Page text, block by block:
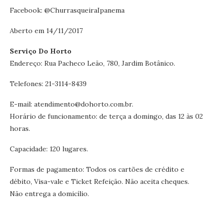
Facebook: @ChurrasqueiraIpanema
Aberto em 14/11/2017
Serviço Do Horto
Endereço: Rua Pacheco Leão, 780, Jardim Botânico.
Telefones: 21-3114-8439
E-mail: atendimento@dohorto.com.br.
Horário de funcionamento: de terça a domingo, das 12 às 02
horas.
Capacidade: 120 lugares.
Formas de pagamento: Todos os cartões de crédito e
débito, Visa-vale e Ticket Refeição. Não aceita cheques.
Não entrega a domicílio.